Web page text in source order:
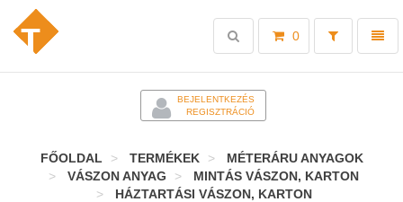
Toggle
0
Toggle
search
BEJELENTKEZÉS
REGISZTRÁCIÓ
FŐOLDAL TERMÉKEK
MÉTERÁRU ANYAGOK
VÁSZON ANYAG
MINTÁS VÁSZON, KARTON
HÁZTARTÁSI VÁSZON, KARTON